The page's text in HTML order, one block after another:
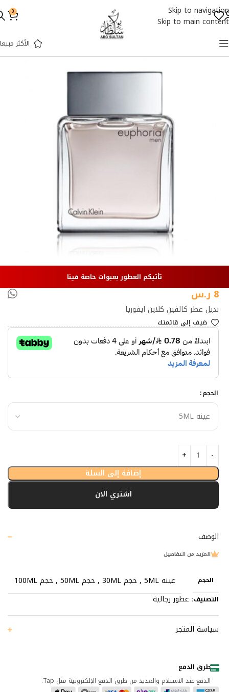
Skip to navigation
Skip to main content
0
الأكثر مبيعا
تأتيكم العطور بعبوات خاصة فينا
بديل عطر كالفين كلاين ايفوريا
8 ر.س
ضيف إلي قائمتك
الحجم
إضافة إلى السلة
اشتري الان
الوصف
المزيد من التفاصيل
الحجم عينه 5ML , حجم 30ML , حجم 50ML , حجم 100ML
التصنيف: عطور رجالية
سياسة المتجر
طرق الدفع
الدفع عند الاستلام والعديد من طرق الدفع الإلكترونية مثل Tap.